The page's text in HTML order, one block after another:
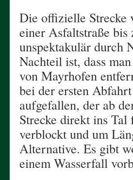
Die offizielle Strecke
einer Asfaltstraße
unspektakulär durch
Nachteil ist, dass
von Mayrhofen
bei der ersten
aufgefallen, der ab
Strecke direkt ins
verblockt und um
Alternative. Es gibt
einem Wasserfall